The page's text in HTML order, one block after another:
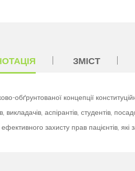
ЗМІСТ
обґрунтованої концепції
аспірантів, студентів,
захисту прав пацієнтів,